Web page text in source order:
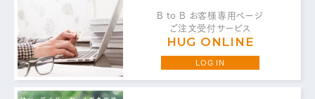
お問い合わせ・ご意見は
こちらからお願いいたします。
代表 / 営業・企画・総務・経理
B to B お客様専用ページ
ご注文受付サービス
HUG ONLINE
LOG IN